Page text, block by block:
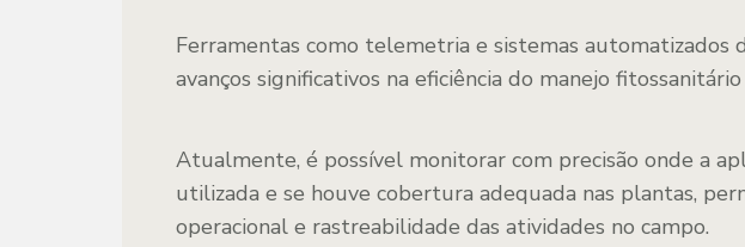
Ferramentas como telemetria e sistemas automatizados
avanços significativos na eficiência do manejo
Atualmente, é possível monitorar com precisão onde a
utilizada e se houve cobertura adequada nas plantas,
operacional e rastreabilidade das atividades no campo.